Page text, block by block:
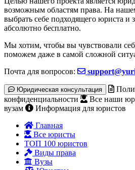
возможным областям права. На
выбрать себе подходящего юриста и
абсолютно бесплатно.
Мы хотим, чтобы вы чувствовали
поможем даже в самой сложной
Почта для вопросов:
Юридическая консультация
конфиденциальности
Все наши
вузам
Информация для юристов
Главная
Все юристы
ТОП 100 юристов
Виды права
Вузы